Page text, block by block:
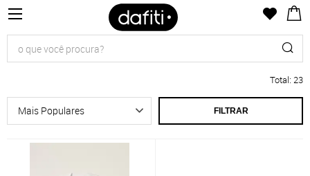
Total: 23
FILTRAR